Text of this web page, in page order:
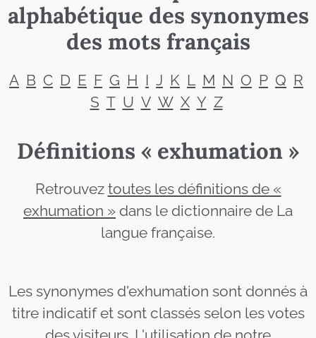
alphabétique des synonymes
des mots français
A B C D E F G H I J K L M N O P Q R
S T U V W X Y Z
Définitions « exhumation »
Retrouvez toutes les définitions de «
exhumation » dans le dictionnaire de La
langue française.
Les synonymes d'exhumation sont donnés à
titre indicatif et sont classés selon les votes